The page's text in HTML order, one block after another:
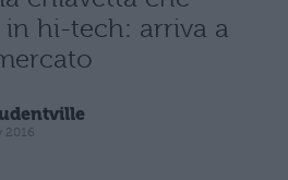
hi-tech: arriva a
2016